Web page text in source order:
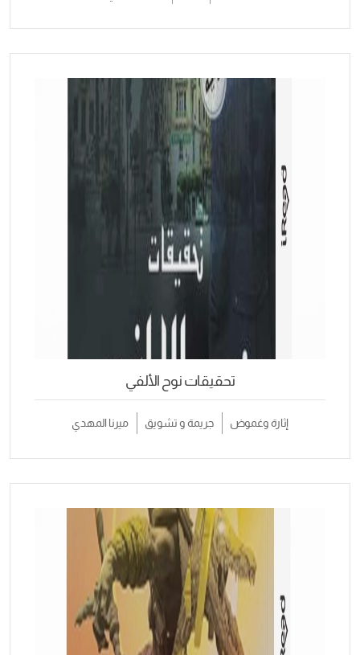
تحقيقات نوح الألفي
إثارة وغموض جريمة و تشويق ميرنا المهدي